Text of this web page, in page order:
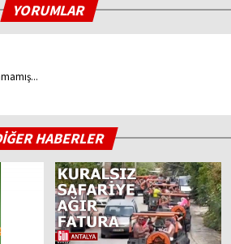
YORUMLAR
HABERLER